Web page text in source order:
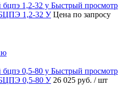
Быстрый просмотр
1,2-32 У Цена по запросу
Быстрый просмотр
0,5-80 У 26 025 руб. / шт